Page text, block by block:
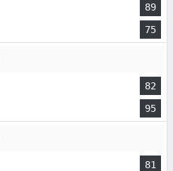
89
75
82
95
81